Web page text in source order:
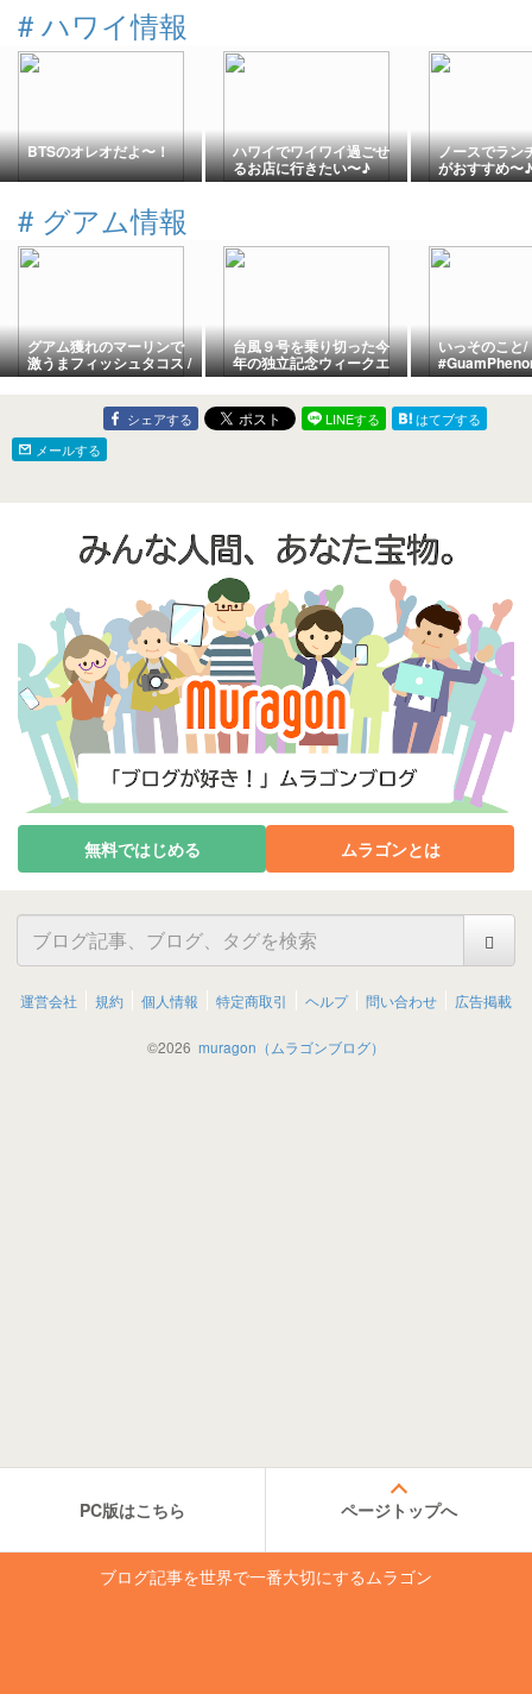
# ハワイ情報
BTSのオレオだよ〜！ ハワイでワイワイ過ごせ
るお店に行きたい〜♪
ノースでラン
がおすすめ〜♪
# グアム情報
グアム獲れのマーリンで
激うまフィッシュタコス /
Aqua Sunday Brunch,
Dusit Thani Guam
台風９号を乗り切った今
年の独立記念ウィークエ
ンド/ Independence
Weekend with Super
Typhoon Bavi
いっそのこと/
シェアする LINEする
はてブする
メールする
無料ではじめる ムラゴンとは
運営会社 規約 個人情報 特定商取引 ヘルプ 問い合わせ 広告掲載
©2026 muragon（ムラゴンブログ）
PC版はこちら ページトップへ
ブログ記事を世界で一番大切にするムラゴン